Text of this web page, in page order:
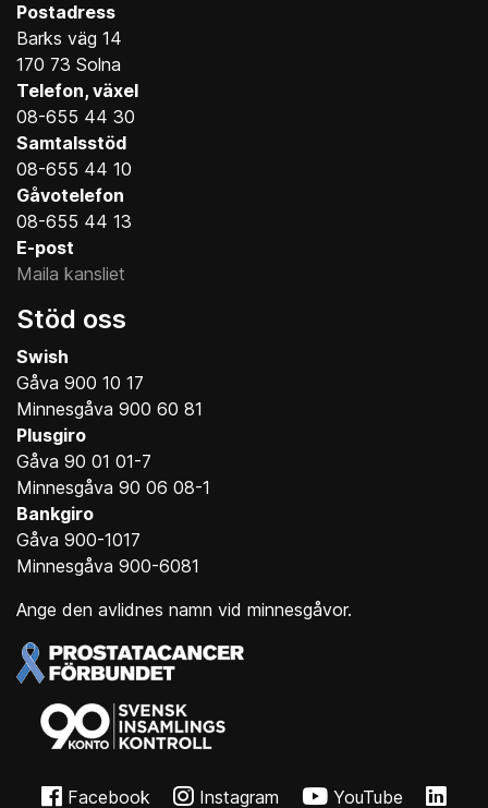
Postadress
Barks väg 14
170 73 Solna
Telefon, växel
08-655 44 30
Samtalsstöd
08-655 44 10
Gåvotelefon
08-655 44 13
E-post
Maila kansliet
Stöd oss
Swish
Gåva 900 10 17
Minnesgåva 900 60 81
Plusgiro
Gåva 90 01 01-7
Minnesgåva 90 06 08-1
Bankgiro
Gåva 900-1017
Minnesgåva 900-6081
Ange den avlidnes namn vid minnesgåvor.
Facebook Instagram YouTube